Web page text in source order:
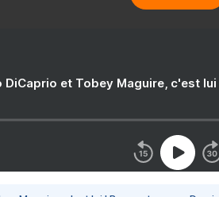
DiCaprio et Tobey Maguire, c'est